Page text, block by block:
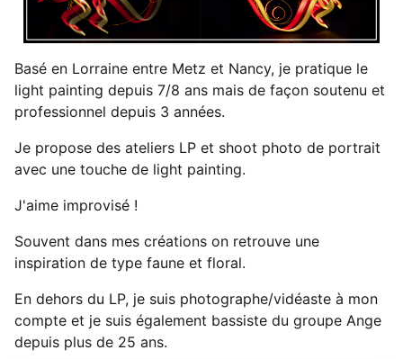
Basé en Lorraine entre Metz et Nancy, je pratique le
light painting depuis 7/8 ans mais de façon soutenu et
professionnel depuis 3 années.
Je propose des ateliers LP et shoot photo de portrait
avec une touche de light painting.
J'aime improvisé !
Souvent dans mes créations on retrouve une
inspiration de type faune et floral.
En dehors du LP, je suis photographe/vidéaste à mon
compte et je suis également bassiste du groupe Ange
depuis plus de 25 ans.